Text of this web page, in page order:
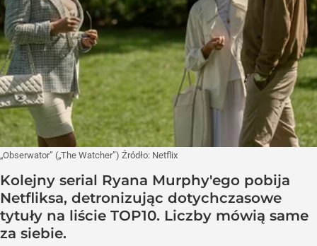
„Obserwator” („The Watcher”) Źródło: Netflix
Kolejny serial Ryana Murphy'ego pobija
Netfliksa, detronizując dotychczasowe
tytuły na liście TOP10. Liczby mówią same
za siebie.